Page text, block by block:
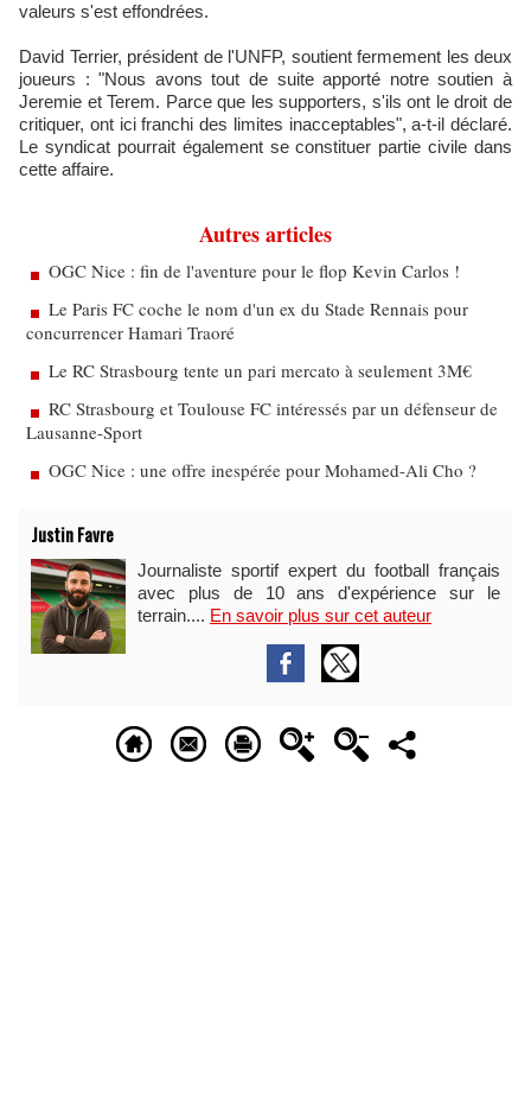
valeurs s'est effondrées.
David Terrier, président de l'UNFP, soutient fermement les deux
joueurs : "Nous avons tout de suite apporté notre soutien à
Jeremie et Terem. Parce que les supporters, s'ils ont le droit de
critiquer, ont ici franchi des limites inacceptables", a-t-il déclaré.
Le syndicat pourrait également se constituer partie civile dans
cette affaire.
Autres articles
OGC Nice : fin de l'aventure pour le flop Kevin Carlos !
Le Paris FC coche le nom d'un ex du Stade Rennais pour
concurrencer Hamari Traoré
Le RC Strasbourg tente un pari mercato à seulement 3M€
RC Strasbourg et Toulouse FC intéressés par un défenseur de
Lausanne-Sport
OGC Nice : une offre inespérée pour Mohamed-Ali Cho ?
Justin Favre
Journaliste sportif expert du football français
avec plus de 10 ans d'expérience sur le
terrain.... En savoir plus sur cet auteur